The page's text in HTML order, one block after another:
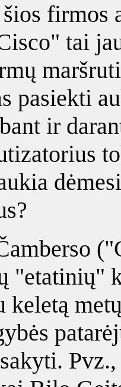
firmos
tai
pasiekti
ir
"etatinių"
keletą
Pvz.,